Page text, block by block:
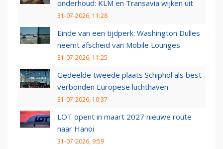
onderhoud: KLM en Transavia wijken uit
31-07-2026, 11:28
Einde van een tijdperk: Washington Dulles
neemt afscheid van Mobile Lounges
31-07-2026, 11:25
Gedeelde tweede plaats Schiphol als best
verbonden Europese luchthaven
31-07-2026, 10:37
LOT opent in maart 2027 nieuwe route
naar Hanoi
31-07-2026, 9:59